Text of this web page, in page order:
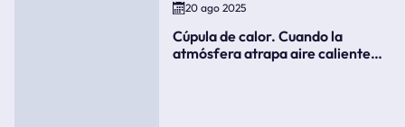
20 ago 2025
Cúpula de calor. Cuando la
atmósfera atrapa aire caliente